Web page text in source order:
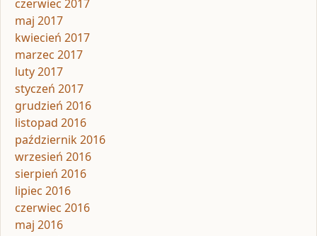
czerwiec 2017
maj 2017
kwiecień 2017
marzec 2017
luty 2017
styczeń 2017
grudzień 2016
listopad 2016
październik 2016
wrzesień 2016
sierpień 2016
lipiec 2016
czerwiec 2016
maj 2016